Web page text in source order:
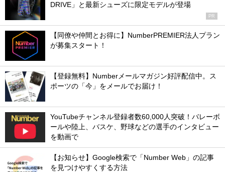
DRIVE」と最新シューズに限定モデルが登場
PR
【同僚や仲間とお得に】NumberPREMIER法人プラン
が募集スタート！
【登録無料】Numberメールマガジン好評配信中。ス
ポーツの「今」をメールでお届け！
YouTubeチャンネル登録者数60,000人突破！バレーボ
ールや陸上、バスケ、野球などの選手のインタビュー
を動画で
【お知らせ】Google検索で「Number Web」の記事
を見つけやすくする方法